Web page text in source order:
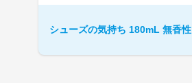
シューズの気持ち 180mL 無香性